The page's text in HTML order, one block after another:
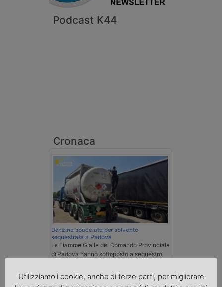
Podcast K44
Cronaca
Benzina spacciata per solvente
sequestrata a Padova
Le Fiamme Gialle del Comando Provinciale
di Padova hanno sottoposto a sequestro
contrabbando, dichiarata come solvente
nei documenti di trasporto, e
Utilizziamo i cookie, anche di terze parti, per migliorare